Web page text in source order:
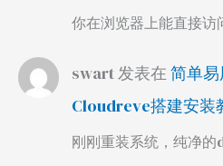
你在浏览器上能直接
swart发表在 简单
Cloudreve搭建安装
刚刚重装系统，纯净